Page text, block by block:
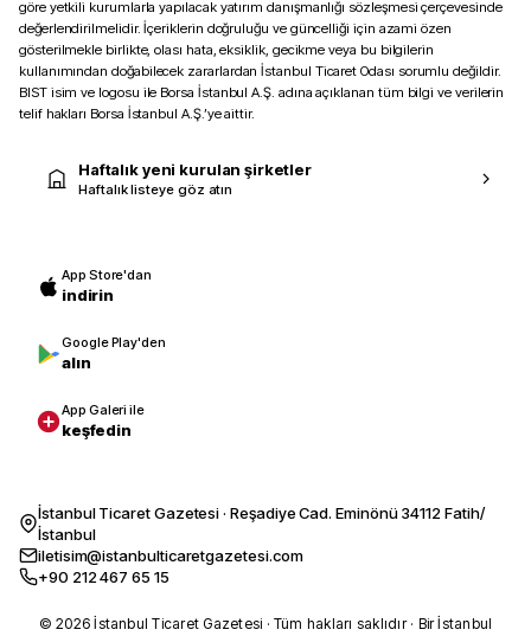
göre yetkili kurumlarla yapılacak yatırım danışmanlığı sözleşmesi çerçevesinde
değerlendirilmelidir. İçeriklerin doğruluğu ve güncelliği için azami özen
gösterilmekle birlikte, olası hata, eksiklik, gecikme veya bu bilgilerin
kullanımından doğabilecek zararlardan İstanbul Ticaret Odası sorumlu değildir.
BIST isim ve logosu ile Borsa İstanbul A.Ş. adına açıklanan tüm bilgi ve verilerin
telif hakları Borsa İstanbul A.Ş.’ye aittir.
Haftalık yeni kurulan şirketler
Haftalık listeye göz atın
App Store'dan
indirin
Google Play'den
alın
App Galeri ile
keşfedin
İstanbul Ticaret Gazetesi · Reşadiye Cad. Eminönü 34112 Fatih/
İstanbul
iletisim@istanbulticaretgazetesi.com
+90 212 467 65 15
© 2026 İstanbul Ticaret Gazetesi · Tüm hakları saklıdır · Bir İstanbul